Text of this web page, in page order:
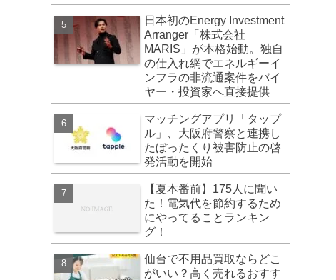
日本初のEnergy Investment
Arranger「株式会社
MARIS」が本格始動。独自
の仕入れ網でエネルギーイ
ンフラの非流通案件をバイ
ヤー・投資家へ直接提供
マッチングアプリ「タップ
ル」、大阪府警察と連携し
たぼったくり被害防止の啓
発活動を開始
【夏本番前】175人に聞い
た！電気代を節約するため
にやってることランキン
グ！
仙台で不用品買取ならどこ
がいい？高く売れるおすす